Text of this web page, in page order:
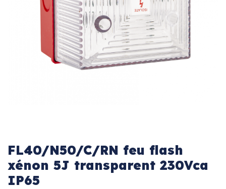
FL40/N50/C/RN feu flash
xénon 5J transparent 230Vca
IP65